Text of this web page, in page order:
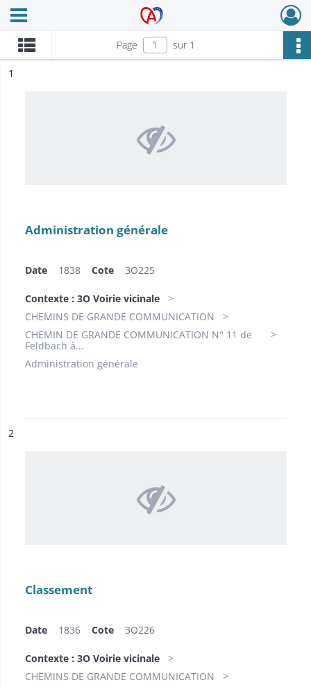
Archives Alsace - Colmar
Ouvrir le menu déroulant
Page sur 1
n°
1
Administration générale
Date 1838 Cote 3O225
Contexte : 3O Voirie vicinale
CHEMINS DE GRANDE COMMUNICATION
CHEMIN DE GRANDE COMMUNICATION N° 11 de
Feldbach à...
Administration générale
n°
2
Classement
Date 1836 Cote 3O226
Contexte : 3O Voirie vicinale
CHEMINS DE GRANDE COMMUNICATION